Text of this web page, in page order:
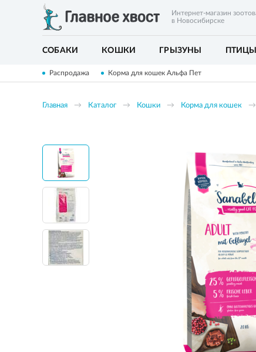
Интернет-магазин
в Новосибирске
СОБАКИ КОШКИ ГРЫЗУНЫ ПТИЦЫ
Распродажа Корма для кошек Альфа Пет
Главная Каталог Кошки Корма для кошек